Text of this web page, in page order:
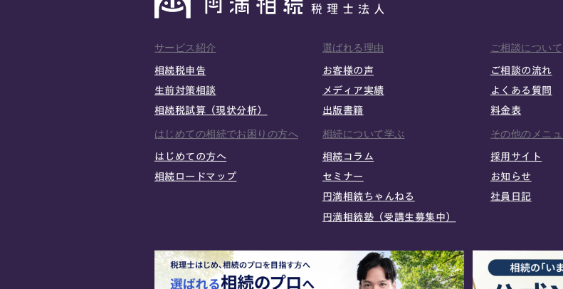
サービス紹介
相続税申告
生前対策相談
相続税試算（現状分析）
選ばれる理由
お客様の声
メディア実績
出版書籍
ご相談について
ご相談の流れ
よくある質問
料金表
はじめての相続でお困りの方へ
はじめての方へ
相続ロードマップ
相続について学ぶ
相続コラム
セミナー
円満相続ちゃんねる
円満相続塾（受講生募集中）
その他のメニ
採用サイト
お知らせ
社員日記